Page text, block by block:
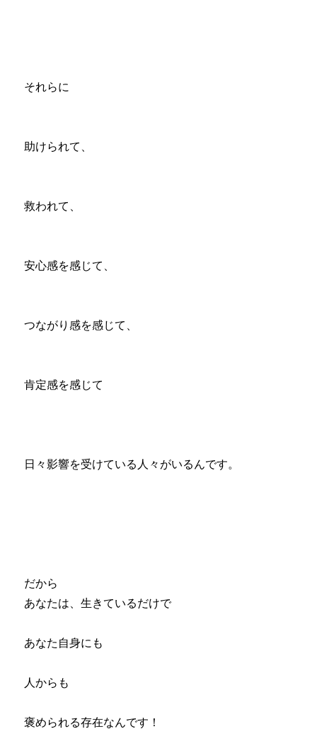
それらに
助けられて、
救われて、
安心感を感じて、
つながり感を感じて、
肯定感を感じて
日々影響を受けている人々がいるんです。
だから
あなたは、生きているだけで
あなた自身にも
人からも
褒められる存在なんです！